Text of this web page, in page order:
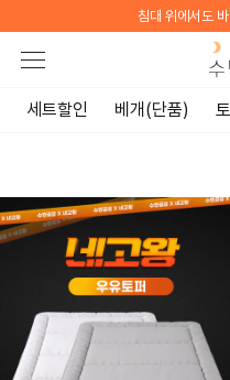
침대 위에서도
세트할인 베개(단품)